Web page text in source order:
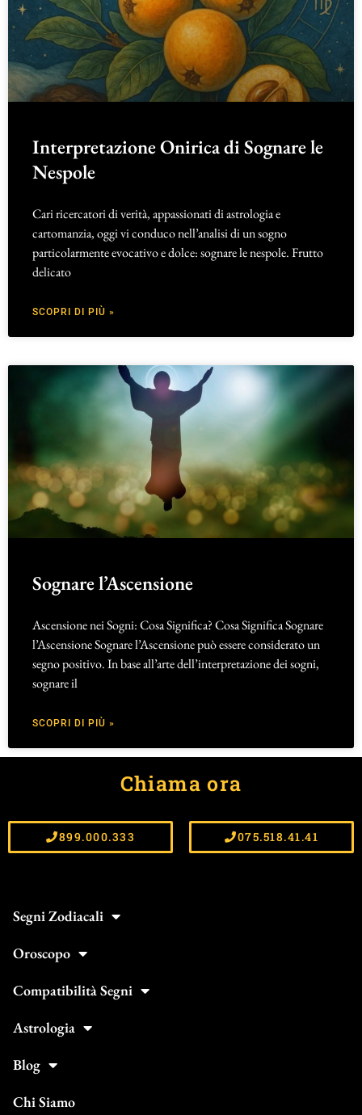
Interpretazione Onirica di Sognare le
Nespole
Cari ricercatori di verità, appassionati di astrologia e
cartomanzia, oggi vi conduco nell’analisi di un sogno
particolarmente evocativo e dolce: sognare le nespole. Frutto
delicato
SCOPRI DI PIÙ »
Sognare l’Ascensione
Ascensione nei Sogni: Cosa Significa? Cosa Significa Sognare
l’Ascensione Sognare l’Ascensione può essere considerato un
segno positivo. In base all’arte dell’interpretazione dei sogni,
sognare il
SCOPRI DI PIÙ »
Chiama ora
899.000.333 075.518.41.41
Segni Zodiacali
Oroscopo
Compatibilità Segni
Astrologia
Blog
Chi Siamo